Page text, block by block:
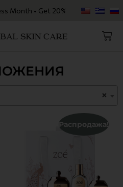
• Get 20% OFF with code
×
Распродажа!